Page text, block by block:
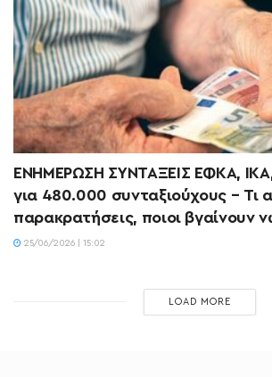
ΕΝΗΜΕΡΩΣΗ ΣΥΝΤΑΞΕΙΣ ΕΦΚΑ,
για 480.000 συνταξιούχους – Τι
παρακρατήσεις, ποιοι βγαίνουν
25/06/2026 | 15:02
LOAD MORE